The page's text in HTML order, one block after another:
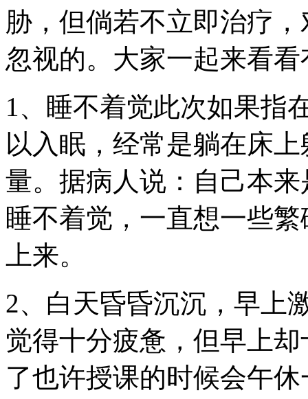
胁，但倘若不立即治疗
忽视的。大家一起来看
1、睡不着觉此次如果指
以入眠，经常是躺在床
量。据病人说：自己本
睡不着觉，一直想一些
上来。
2、白天昏昏沉沉，早上
觉得十分疲惫，但早上
了也许授课的时候会午